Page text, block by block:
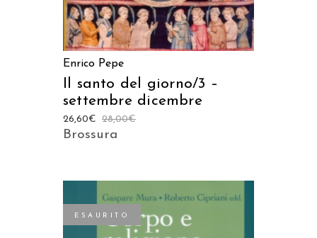
Enrico Pepe
Il santo del giorno/3 –
settembre dicembre
28,00€
26,60€
Brossura
ESAURITO